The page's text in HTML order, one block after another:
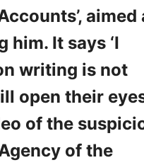
aimed
him. It says ‘I
writing is not
open their
of the
of the